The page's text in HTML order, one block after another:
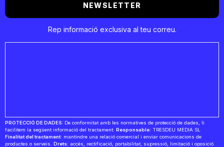
NEWSLETTER
Rep informació exclusiva al teu correu.
PROTECCIÓ DE DADES: De conformitat amb les normatives de protecció de dades, li
facilitem la següent informació del tractament: Responsable: TRESDEU MEDIA SL
Finalitat del tractament: mantindre una relació comercial i enviar comunicacions de
productes o serveis. Drets: accés, rectificació, portabilitat, supressió, limitació i oposició.